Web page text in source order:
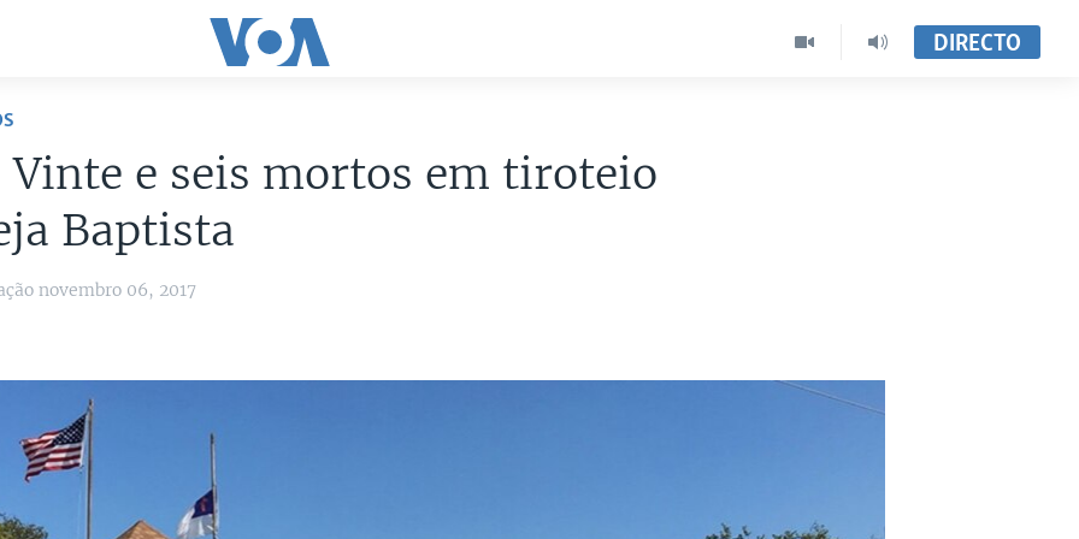
DIRECTO
Vinte e seis mortos em tiroteio
Baptista
novembro 06, 2017